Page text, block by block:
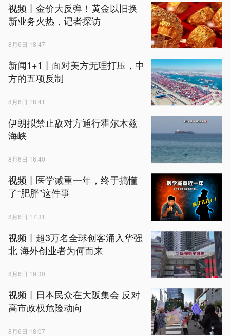
视频丨金价大反弹！黄金以旧换
新业务火热，记者探访
8月6日 18:47
新闻1+1丨面对美方无理打压，中
方的五项反制
8月6日 18:41
伊朗拟禁止敌对方通行霍尔木兹
海峡
8月6日 16:40
视频丨医学减重一年，终于搞懂
了“肥胖”这件事
8月6日 17:31
视频丨超3万名全球创客涌入华强
北 海外创业者为何而来
8月6日 19:30
视频丨日本民众在大阪集会 反对
高市政权危险动向
8月6日 18:07